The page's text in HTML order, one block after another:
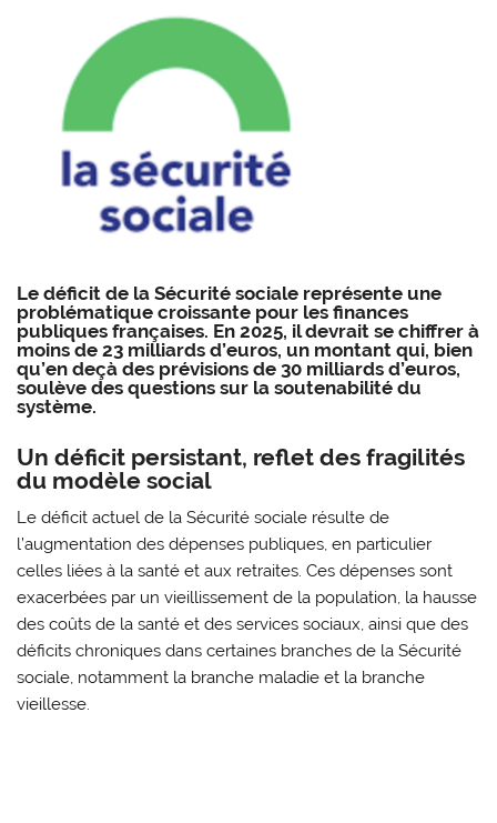
Le déficit de la Sécurité sociale représente une
problématique croissante pour les finances
publiques françaises. En 2025, il devrait se chiffrer à
moins de 23 milliards d’euros, un montant qui, bien
qu’en deçà des prévisions de 30 milliards d’euros,
soulève des questions sur la soutenabilité du
système.
Un déficit persistant, reflet des fragilités
du modèle social
Le déficit actuel de la Sécurité sociale résulte de
l’augmentation des dépenses publiques, en particulier
celles liées à la santé et aux retraites. Ces dépenses sont
exacerbées par un vieillissement de la population, la hausse
des coûts de la santé et des services sociaux, ainsi que des
déficits chroniques dans certaines branches de la Sécurité
sociale, notamment la branche maladie et la branche
vieillesse.